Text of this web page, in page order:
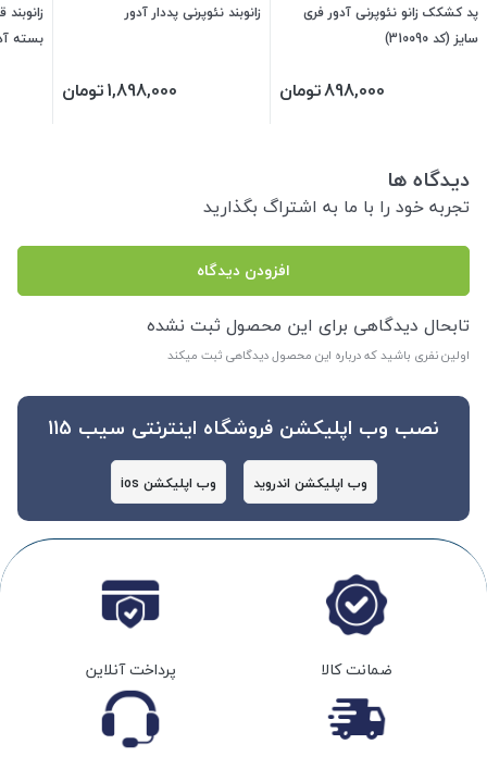
پد کشکک زانو نئوپرنی آدور فری
سایز (کد 310090)
898,000تومان
زانوبند نئوپرنی پددار آدور
1,898,000تومان
بسته
دیدگاه ها
تجربه خود را با ما به اشتراگ بگذارید
افزودن دیدگاه
تابحال دیدگاهی برای این محصول ثبت نشده
اولین نفری باشید که درباره این محصول دیدگاهی ثبت میکند
نصب وب اپلیکشن فروشگاه اینترنتی سیب 115
وب اپلیکشن اندروید وب اپلیکشن ios
ضمانت کالا پرداخت آنلاین